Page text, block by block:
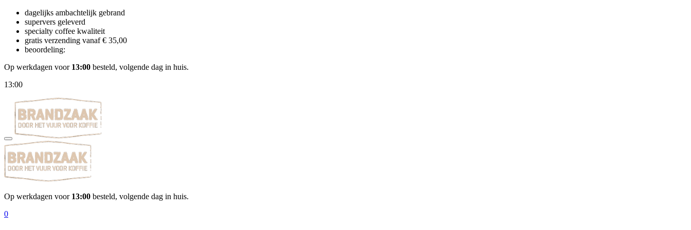
dagelijks ambachtelijk gebrand
supervers geleverd
specialty coffee kwaliteit
gratis verzending vanaf € 35,00
beoordeling:
Op werkdagen voor 13:00 besteld, volgende dag in huis.
13:00
Op werkdagen voor 13:00 besteld, volgende dag in huis.
0